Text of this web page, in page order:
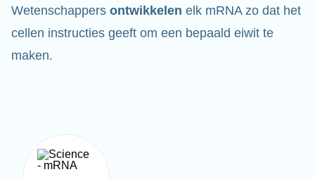
Wetenschappers ontwikkelen elk mRNA zo dat het
cellen instructies geeft om een bepaald eiwit te
maken.